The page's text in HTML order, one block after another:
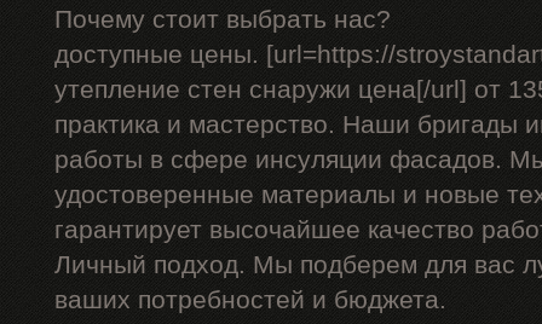
Почему стоит выбрать нас?
доступные цены. [url=https://
утепление стен снаружи цена[/url] от
практика и мастерство. Наши бригады
работы в сфере инсуляции фасадов.
удостоверенные материалы и новые
гарантирует высочайшее качество
Личный подход. Мы подберем для вас
ваших потребностей и бюджета.